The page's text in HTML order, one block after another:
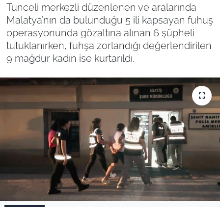
Tunceli merkezli düzenlenen ve aralarında
Malatya’nın da bulunduğu 5 ili kapsayan fuhuş
operasyonunda gözaltına alınan 6 şüpheli
tutuklanırken, fuhşa zorlandığı değerlendirilen
9 mağdur kadın ise kurtarıldı.